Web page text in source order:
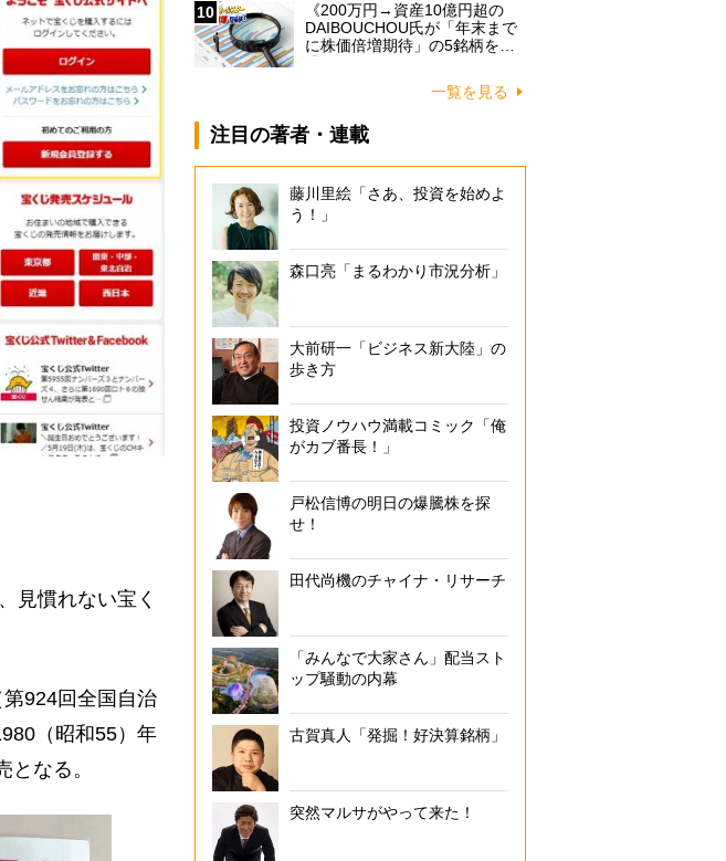
見慣れない宝く
924回全国自治
（昭和55）年
なる。
10
《200万円→資産10億円超の
DAIBOUCHOU氏が「年末まで
に株価倍増期待」の5銘柄を…
一覧を見る
注目の著者・連載
藤川里絵「さあ、投資を始めよ
う！」
森口亮「まるわかり市況分析」
大前研一「ビジネス新大陸」の
歩き方
投資ノウハウ満載コミック「俺
がカブ番長！」
戸松信博の明日の爆騰株を探
せ！
田代尚機のチャイナ・リサーチ
「みんなで大家さん」配当スト
ップ騒動の内幕
古賀真人「発掘！好決算銘柄」
突然マルサがやって来た！